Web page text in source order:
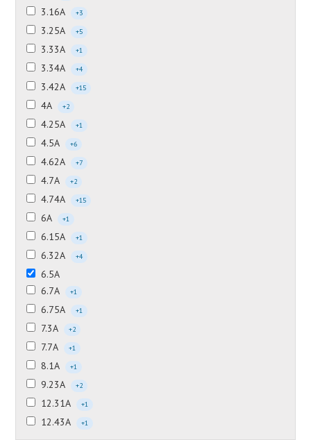
3.16А +3
3.25А +5
3.33А +1
3.34А +4
3.42А +15
4А +2
4.25А +1
4.5А +6
4.62А +7
4.7А +2
4.74А +15
6А +1
6.15А +1
6.32А +4
6.5А
6.7А
+1
6.75А +1
7.3А +2
7.7А +1
8.1А +1
9.23А +2
12.31А +1
12.43А +1